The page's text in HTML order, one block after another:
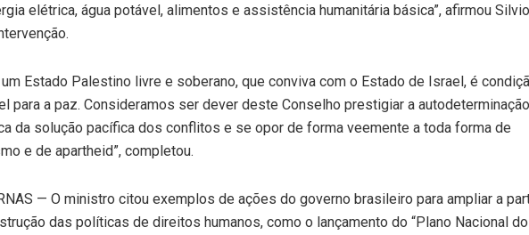
elétrica, água potável, alimentos e assistência humanitária básica”, afirmou
um Estado Palestino livre e soberano, que conviva com o Estado de Israel, é
para a paz. Consideramos ser dever deste Conselho prestigiar a
da solução pacífica dos conflitos e se opor de forma veemente a toda forma de
e de apartheid”, completou.
— O ministro citou exemplos de ações do governo brasileiro para ampliar a
das políticas de direitos humanos, como o lançamento do “Plano Nacional